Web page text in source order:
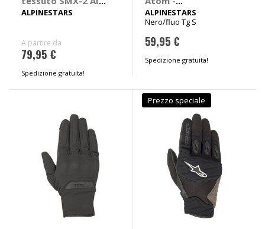
Carbon V2
ALPINESTARS
A partire da
79,95 €
Spedizione gratuita!
ALPINESTARS
ALPINESTARS
Nero/fluo Tg S
59,95 €
Spedizione gratuita!
Prezzo speciale